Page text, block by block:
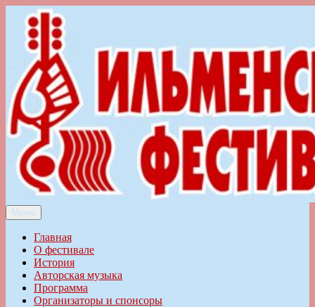
Перейти
содержимому
Ильменский фестиваль авторской песни
Меню
Главная
О фестивале
История
Авторская музыка
Программа
Организаторы и спонсоры